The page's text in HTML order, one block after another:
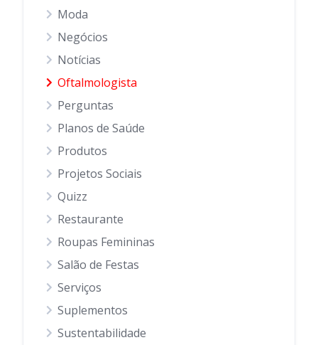
Moda
Negócios
Notícias
Oftalmologista
Perguntas
Planos de Saúde
Produtos
Projetos Sociais
Quizz
Restaurante
Roupas Femininas
Salão de Festas
Serviços
Suplementos
Sustentabilidade